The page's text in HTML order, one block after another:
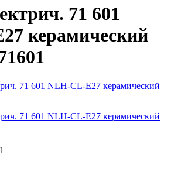
71 601
керамический